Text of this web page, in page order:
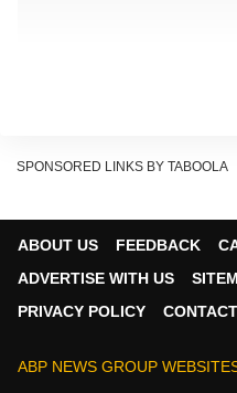
और चेन्नई जैसे 20 शहरों के
SPONSORED LINKS BY TABOOLA
ABOUT US FEEDBACK
ADVERTISE WITH US
PRIVACY POLICY
ABP NEWS GROUP